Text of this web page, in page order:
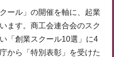
ール」の開催を軸に、起業
ます。商工会連合会のスク
「創業スクール10選」に4
から「特別表彰」を受けた